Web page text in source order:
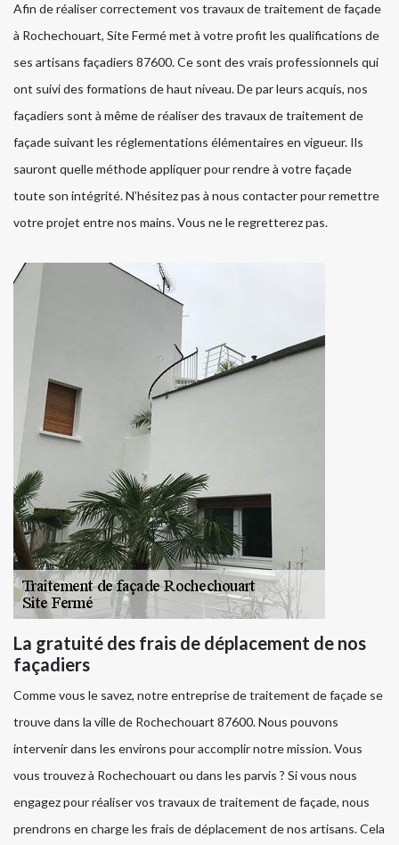
Afin de réaliser correctement vos travaux de traitement de façade
à Rochechouart, Site Fermé met à votre profit les qualifications de
ses artisans façadiers 87600. Ce sont des vrais professionnels qui
ont suivi des formations de haut niveau. De par leurs acquis, nos
façadiers sont à même de réaliser des travaux de traitement de
façade suivant les réglementations élémentaires en vigueur. Ils
sauront quelle méthode appliquer pour rendre à votre façade
toute son intégrité. N’hésitez pas à nous contacter pour remettre
votre projet entre nos mains. Vous ne le regretterez pas.
La gratuité des frais de déplacement de nos
façadiers
Comme vous le savez, notre entreprise de traitement de façade se
trouve dans la ville de Rochechouart 87600. Nous pouvons
intervenir dans les environs pour accomplir notre mission. Vous
vous trouvez à Rochechouart ou dans les parvis ? Si vous nous
engagez pour réaliser vos travaux de traitement de façade, nous
prendrons en charge les frais de déplacement de nos artisans. Cela